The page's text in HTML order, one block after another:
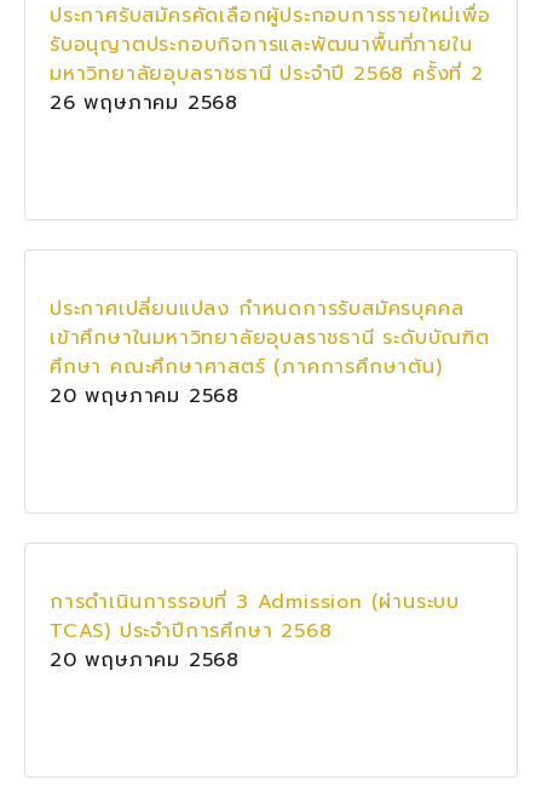
ประกาศรับสมัครคัดเลือกผู้ประกอบการรายใหม่เพื่อ
รับอนุญาตประกอบกิจการและพัฒนาพื้นที่ภายใน
มหาวิทยาลัยอุบลราชธานี ประจำปี 2568 ครั้งที่ 2
26 พฤษภาคม 2568
ประกาศเปลี่ยนแปลง กำหนดการรับสมัครบุคคล
เข้าศึกษาในมหาวิทยาลัยอุบลราชธานี ระดับบัณฑิต
ศึกษา คณะศึกษาศาสตร์ (ภาคการศึกษาต้น)
20 พฤษภาคม 2568
การดำเนินการรอบที่ 3 Admission (ผ่านระบบ
TCAS) ประจำปีการศึกษา 2568
20 พฤษภาคม 2568